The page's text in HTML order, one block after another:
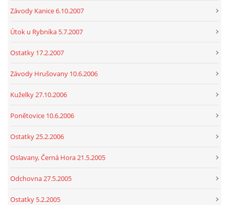
Závody Kanice 6.10.2007
Útok u Rybníka 5.7.2007
Ostatky 17.2.2007
Závody Hrušovany 10.6.2006
Kuželky 27.10.2006
Ponětovice 10.6.2006
Ostatky 25.2.2006
Oslavany, Černá Hora 21.5.2005
Odchovna 27.5.2005
Ostatky 5.2.2005